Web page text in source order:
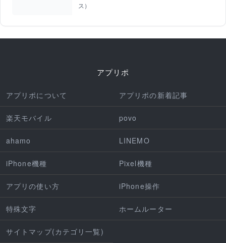
ス）
アプリポ
アプリポについて アプリポの新着記事
楽天モバイル povo
ahamo LINEMO
iPhone機種 Pixel機種
アプリの使い方 iPhone操作
特殊文字 ホームルーター
サイトマップ(カテゴリ一覧)